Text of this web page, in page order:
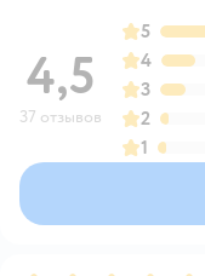
4,5
37 отзывов
5
4
3
2
1